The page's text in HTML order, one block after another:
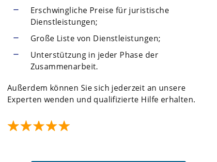
Erschwingliche Preise für juristische
Dienstleistungen;
Große Liste von Dienstleistungen;
Unterstützung in jeder Phase der
Zusammenarbeit.
Außerdem können Sie sich jederzeit an unsere
Experten wenden und qualifizierte Hilfe erhalten.